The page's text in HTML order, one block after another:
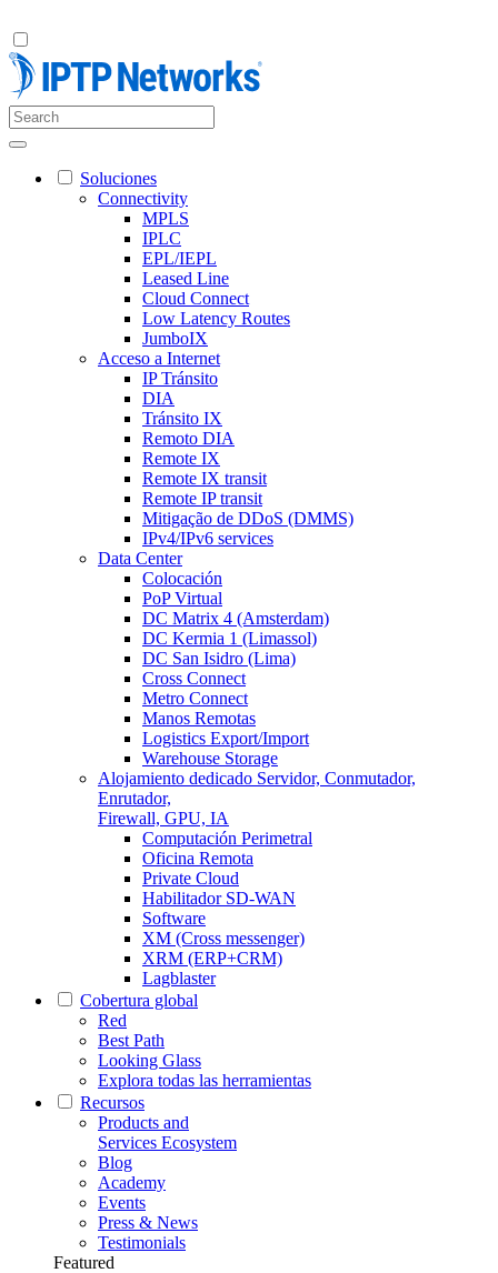
Soluciones
Connectivity
MPLS
IPLC
EPL/IEPL
Leased Line
Cloud Connect
Low Latency Routes
JumboIX
Acceso a Internet
IP Tránsito
DIA
Tránsito IX
Remoto DIA
Remote IX
Remote IX transit
Remote IP transit
Mitigação de DDoS (DMMS)
IPv4/IPv6 services
Data Center
Colocación
PoP Virtual
DC Matrix 4 (Amsterdam)
DC Kermia 1 (Limassol)
DC San Isidro (Lima)
Cross Connect
Metro Connect
Manos Remotas
Logistics Export/Import
Warehouse Storage
Alojamiento dedicado Servidor, Conmutador,
Enrutador,
Firewall, GPU, IA
Computación Perimetral
Oficina Remota
Private Cloud
Habilitador SD-WAN
Software
XM (Cross messenger)
XRM (ERP+CRM)
Lagblaster
Cobertura global
Red
Best Path
Looking Glass
Explora todas las herramientas
Recursos
Products and
Services Ecosystem
Blog
Academy
Events
Press & News
Testimonials
Featured